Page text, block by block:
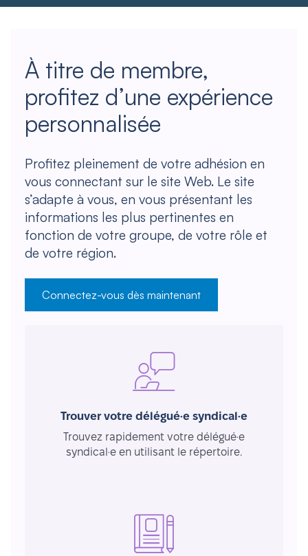
À titre de membre,
profitez d’une expérience
personnalisée
Profitez pleinement de votre adhésion en
vous connectant sur le site Web. Le site
s’adapte à vous, en vous présentant les
informations les plus pertinentes en
fonction de votre groupe, de votre rôle et
de votre région.
Connectez-vous dès maintenant
Trouver votre délégué·e syndical·e
Trouvez rapidement votre délégué·e
syndical·e en utilisant le répertoire.